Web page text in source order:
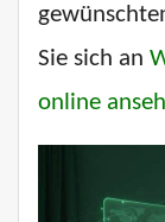
Sie sich an
online